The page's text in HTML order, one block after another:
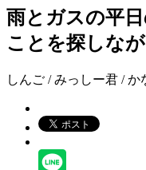
雨とガスの平
ことを探しな
しんご / みっしー君 / か